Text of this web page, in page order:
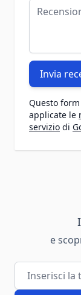
Recensione
Invia
Questo
applicate le
servizio di
e
Indirizzo email